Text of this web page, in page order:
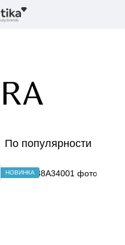
По популярности
НОВИНКА